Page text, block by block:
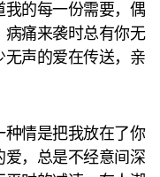
的每一份需要，偶
痛来袭时总有你无
声的爱在传送，亲
种情是把我放在了你
爱，总是不经意间深